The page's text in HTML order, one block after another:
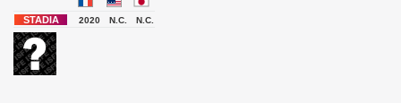
2020 N.C. N.C.